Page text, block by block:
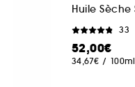
33
52,00€
34,67€ / 100ml